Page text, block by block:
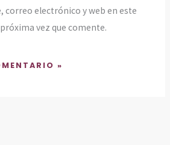
correo electrónico y web en este
vez que comente.